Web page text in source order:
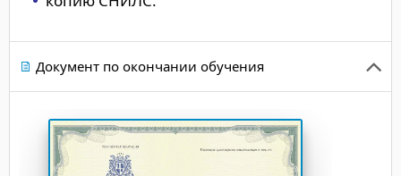
Документ по окончании обучения